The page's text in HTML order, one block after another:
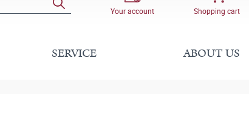
Your account Shopping cart
SERVICE ABOUT US